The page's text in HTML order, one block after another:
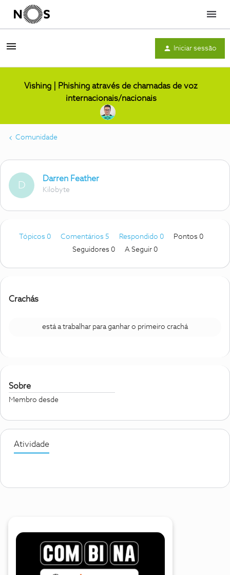
Menu
Iniciar sessão
Vishing | Phishing através de chamadas de voz
internacionais/nacionais
Comunidade
D
Darren Feather
Kilobyte
Tópicos 0 Comentários 5 Respondido 0
Pontos 0
Seguidores 0 A Seguir 0
Crachás
está a trabalhar para ganhar o primeiro crachá
Sobre
Membro desde
Atividade